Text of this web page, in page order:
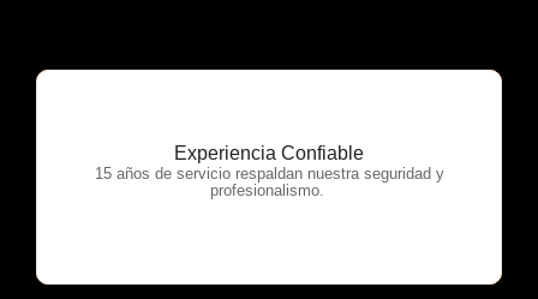
Experiencia Confiable
15 años de servicio respaldan nuestra seguridad y
profesionalismo.
OTP Servicios